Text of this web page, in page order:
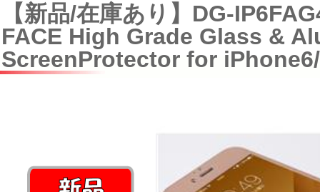
【新品/在庫あり】DG-
FACE High Grade Glass &
ScreenProtector for